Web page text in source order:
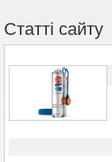
Статті сайту